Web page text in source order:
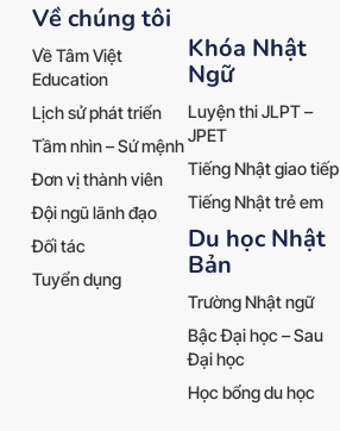
Về chúng tôi
Về Tâm Việt
Education
Lịch sử phát triển
Tầm nhìn – Sứ mệnh
Đơn vị thành viên
Đội ngũ lãnh đạo
Đối tác
Tuyển dụng
Khóa Nhật
Ngữ
Luyện thi JLPT –
JPET
Tiếng Nhật giao tiếp
Tiếng Nhật trẻ em
Du học Nhật
Bản
Trường Nhật ngữ
Bậc Đại học – Sau
Đại học
Học bổng du học